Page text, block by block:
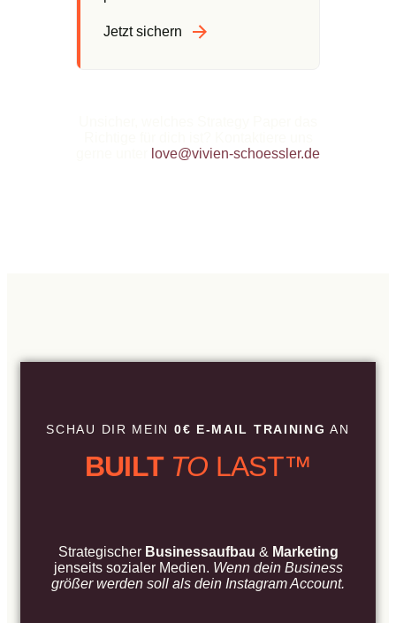
Jetzt sichern
love@vivien-schoessler.de
SCHAU DIR MEIN 0€ E-MAIL TRAINING AN
BUILT TO LAST™
Strategischer Businessaufbau & Marketing
jenseits sozialer Medien. Wenn dein Business
größer werden soll als dein Instagram Account.